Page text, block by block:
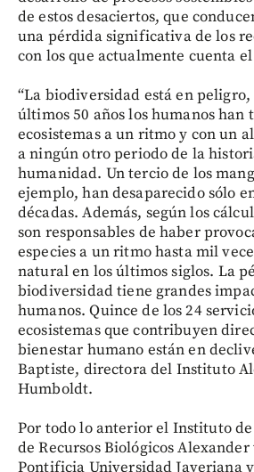
de estos desaciertos, que
una pérdida significativa de los
con los que actualmente cuenta
“La biodiversidad está en
últimos 50 años los humanos han
ecosistemas a un ritmo y con un
a ningún otro periodo de la
humanidad. Un tercio de los
ejemplo, han desaparecido sólo
décadas. Además, según los
son responsables de haber
especies a un ritmo hasta mil
natural en los últimos siglos. La
biodiversidad tiene grandes
humanos. Quince de los 24
ecosistemas que contribuyen
bienestar humano están en
Baptiste, directora del Instituto
Humboldt.
Por todo lo anterior el Instituto
de Recursos Biológicos
Pontificia Universidad Javeriana